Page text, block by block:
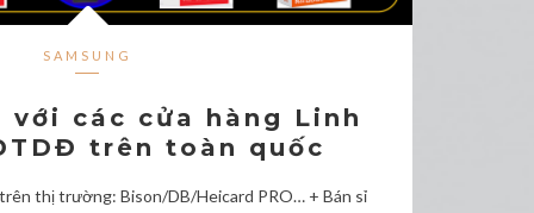
SAMSUNG
với các cửa hàng Linh
trên toàn quốc
thị trường: Bison/DB/Heicard PRO… + Bán sỉ